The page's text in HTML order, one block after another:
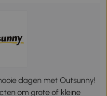
dagen met Outsunny!
om grote of kleine